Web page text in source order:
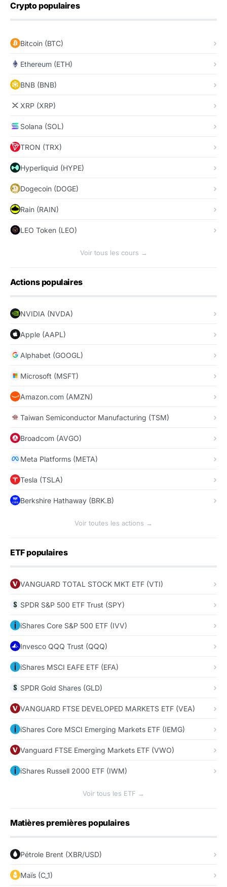
Crypto populaires
Bitcoin (BTC)
Ethereum (ETH)
BNB (BNB)
XRP (XRP)
Solana (SOL)
TRON (TRX)
Hyperliquid (HYPE)
Dogecoin (DOGE)
Rain (RAIN)
LEO Token (LEO)
Voir tous les cours →
Actions populaires
NVIDIA (NVDA)
Apple (AAPL)
Alphabet (GOOGL)
Microsoft (MSFT)
Amazon.com (AMZN)
Taiwan Semiconductor Manufacturing (TSM)
Broadcom (AVGO)
Meta Platforms (META)
Tesla (TSLA)
Berkshire Hathaway (BRK.B)
Voir toutes les actions →
ETF populaires
VANGUARD TOTAL STOCK MKT ETF (VTI)
SPDR S&P 500 ETF Trust (SPY)
iShares Core S&P 500 ETF (IVV)
Invesco QQQ Trust (QQQ)
iShares MSCI EAFE ETF (EFA)
SPDR Gold Shares (GLD)
VANGUARD FTSE DEVELOPED MARKETS ETF (VEA)
iShares Core MSCI Emerging Markets ETF (IEMG)
Vanguard FTSE Emerging Markets ETF (VWO)
iShares Russell 2000 ETF (IWM)
Voir tous les ETF →
Matières premières populaires
Pétrole Brent (XBR/USD)
Maïs (C_1)